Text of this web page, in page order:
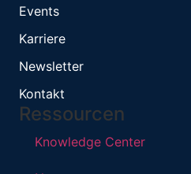
Events
Karriere
Newsletter
Kontakt
Ressourcen
Knowledge Center